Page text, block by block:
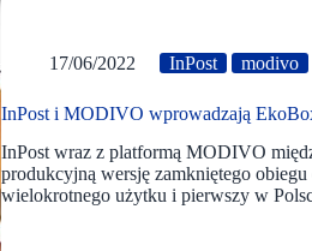
17/06/2022 InPost modivo
InPost i MODIVO wprowadzają
InPost wraz z platformą MODIVO
produkcyjną wersję zamkniętego
wielokrotnego użytku i pierwszy w